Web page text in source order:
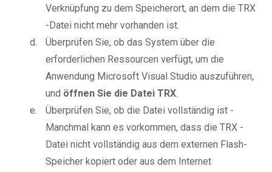
Verknüpfung zu dem Speicherort, an dem die TRX
-Datei nicht mehr vorhanden ist.
Überprüfen Sie, ob das System über die
erforderlichen Ressourcen verfügt, um die
Anwendung Microsoft Visual Studio auszuführen,
und öffnen Sie die Datei TRX.
Überprüfen Sie, ob die Datei vollständig ist -
Manchmal kann es vorkommen, dass die TRX -
Datei nicht vollständig aus dem externen Flash-
Speicher kopiert oder aus dem Internet